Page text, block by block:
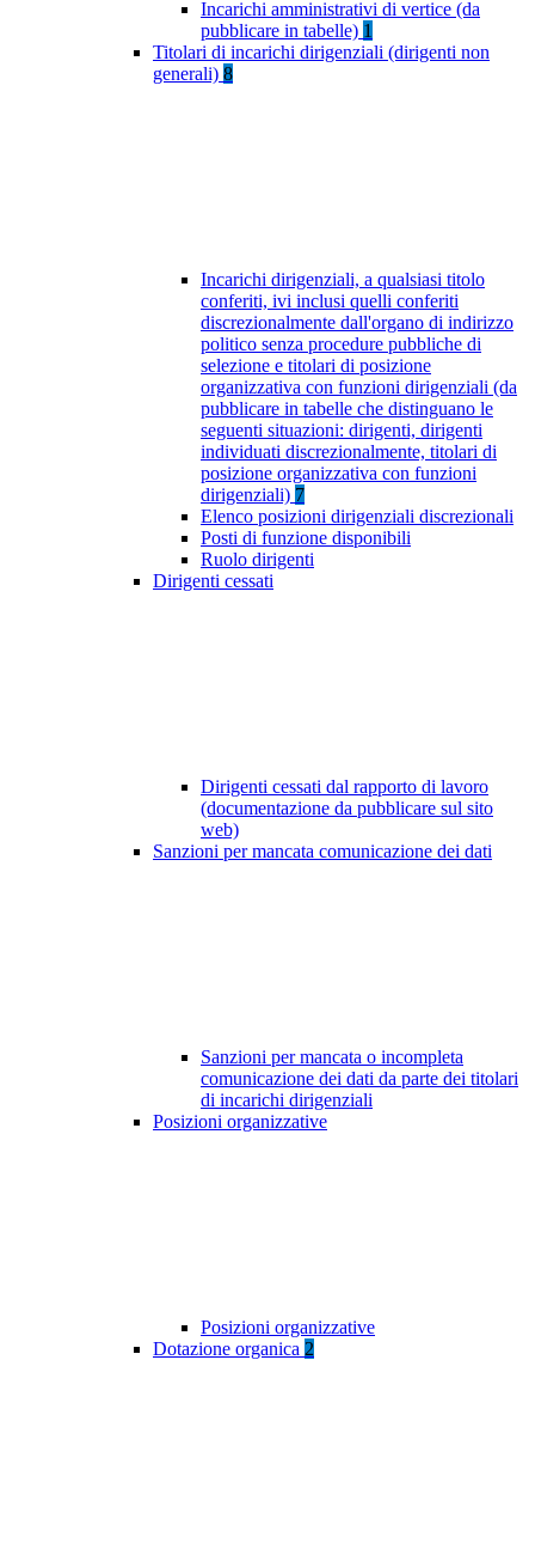
Incarichi amministrativi di vertice (da
pubblicare in tabelle) 1
Titolari di incarichi dirigenziali (dirigenti non
generali) 8
Incarichi dirigenziali, a qualsiasi titolo
conferiti, ivi inclusi quelli conferiti
discrezionalmente dall'organo di indirizzo
politico senza procedure pubbliche di
selezione e titolari di posizione
organizzativa con funzioni dirigenziali (da
pubblicare in tabelle che distinguano le
seguenti situazioni: dirigenti, dirigenti
individuati discrezionalmente, titolari di
posizione organizzativa con funzioni
dirigenziali) 7
Elenco posizioni dirigenziali discrezionali
Posti di funzione disponibili
Ruolo dirigenti
Dirigenti cessati
Dirigenti cessati dal rapporto di lavoro
(documentazione da pubblicare sul sito
web)
Sanzioni per mancata comunicazione dei dati
Sanzioni per mancata o incompleta
comunicazione dei dati da parte dei titolari
di incarichi dirigenziali
Posizioni organizzative
Posizioni organizzative
Dotazione organica 2